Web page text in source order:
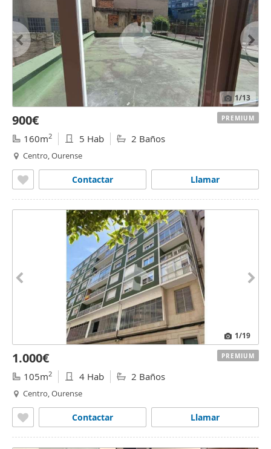
1/13
900€
160m2 5 Hab 2 Baños
Centro, Ourense
Llamar
Contactar
PREMIUM
1/19
1.000€
105m2 4 Hab 2 Baños
Centro, Ourense
Llamar
Contactar
PREMIUM